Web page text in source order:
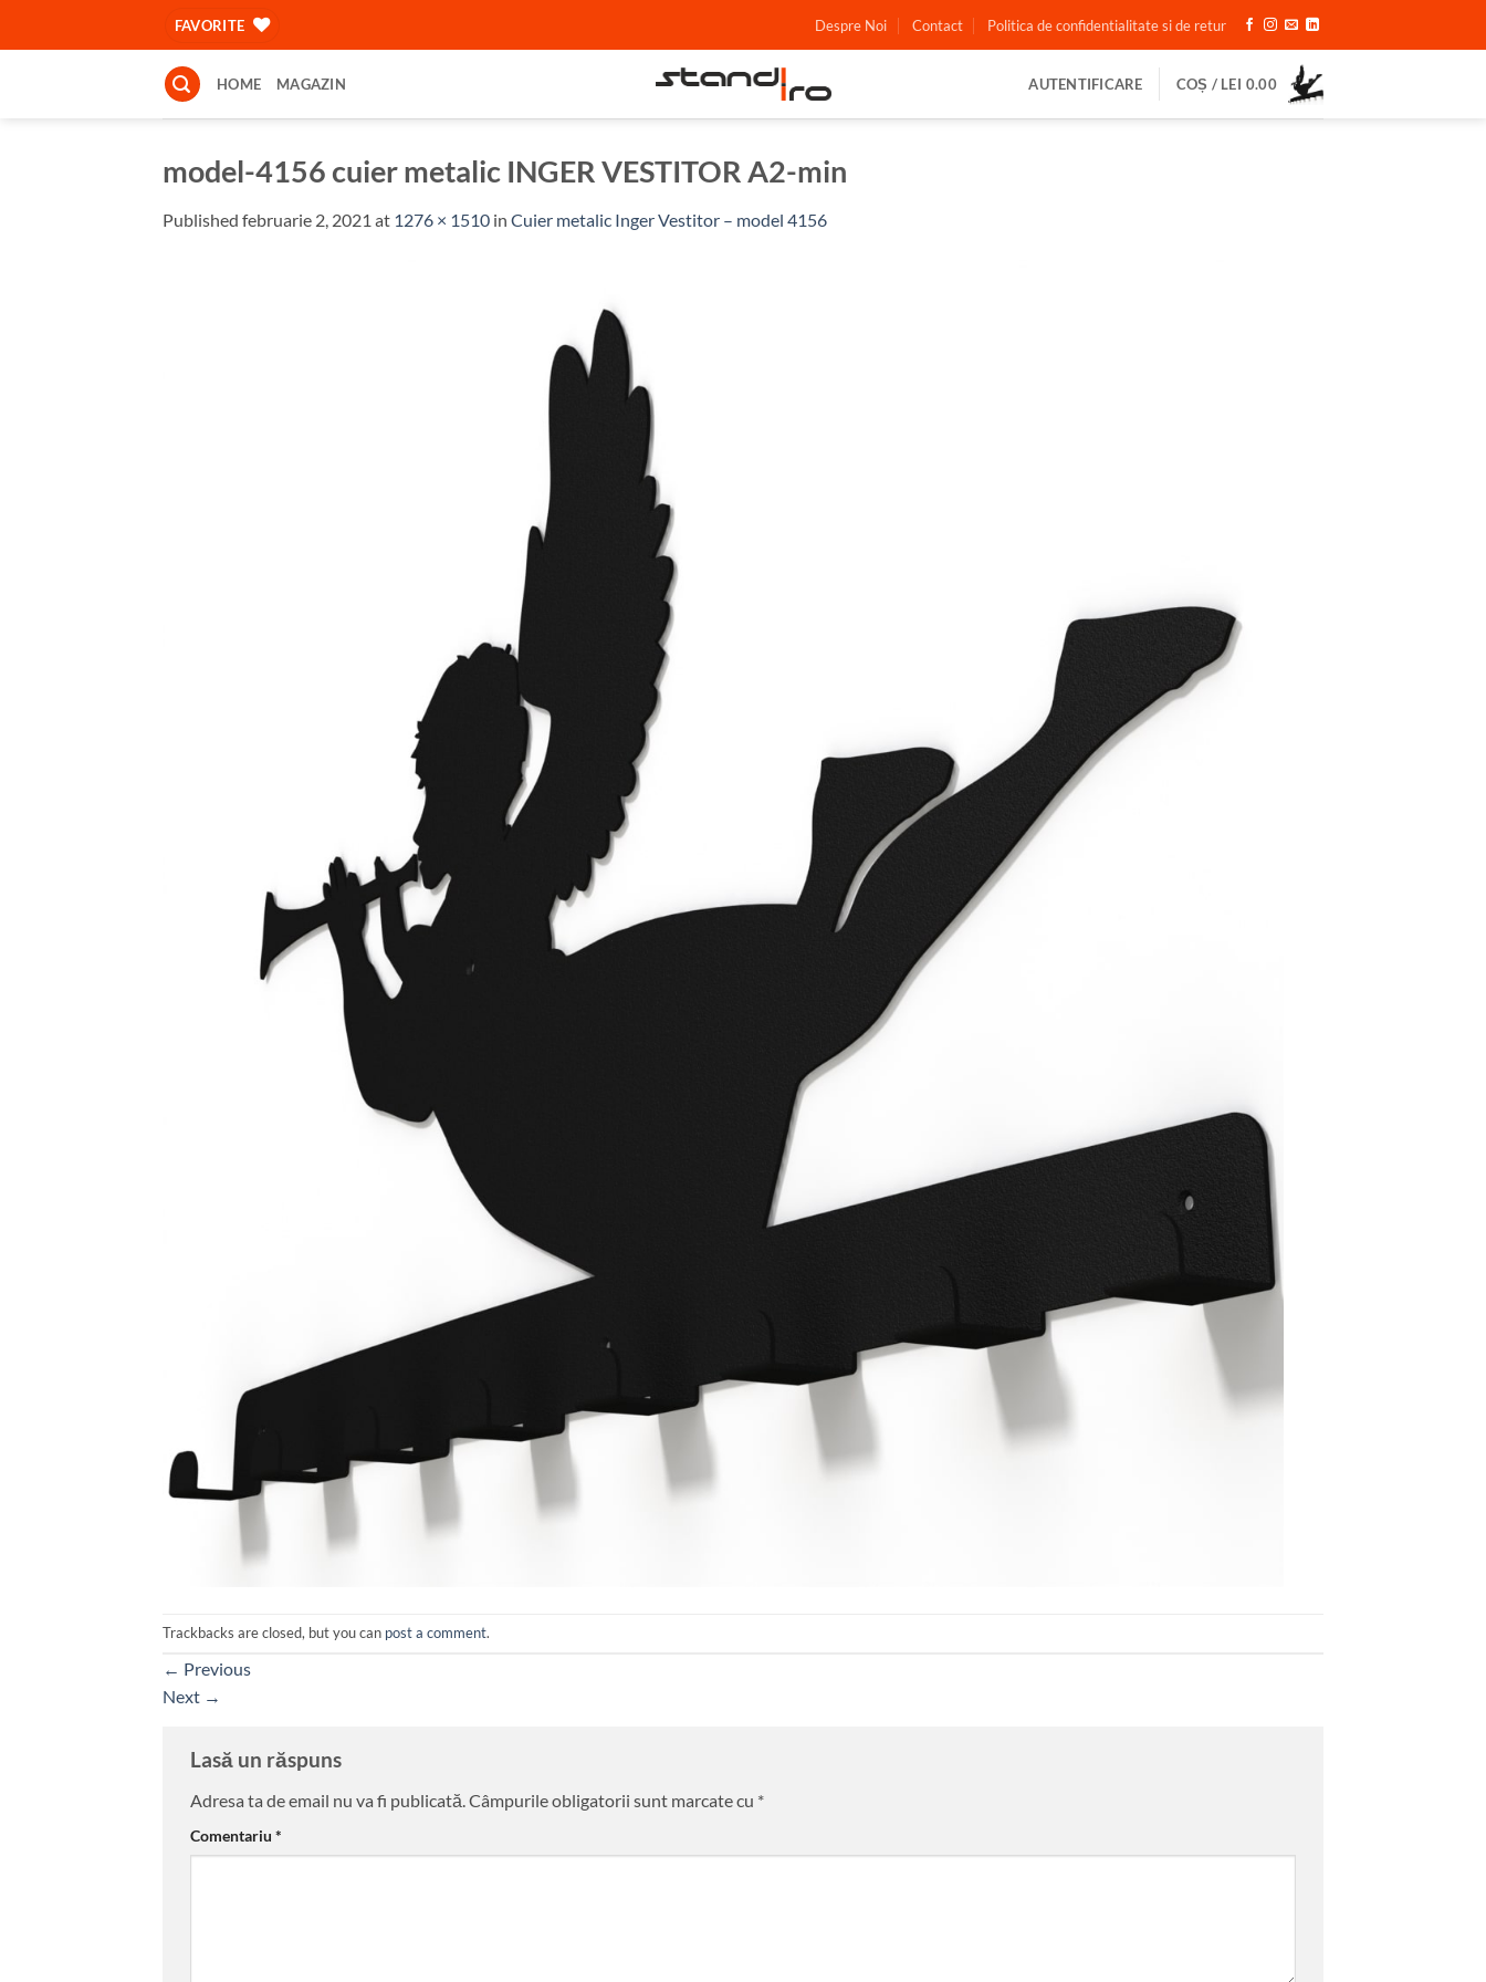
FAVORITE Despre Noi Contact Politica de confidentialitate si de retur
HOME MAGAZIN AUTENTIFICARE COȘ / LEI 0.00
model-4156 cuier metalic INGER VESTITOR A2-min
Published februarie 2, 2021 at 1276 × 1510 in Cuier metalic Inger Vestitor – model 4156
Trackbacks are closed, but you can post a comment.
← Previous
Next →
Lasă un răspuns
Adresa ta de email nu va fi publicată.Câmpurile obligatorii sunt marcate cu *
Comentariu *